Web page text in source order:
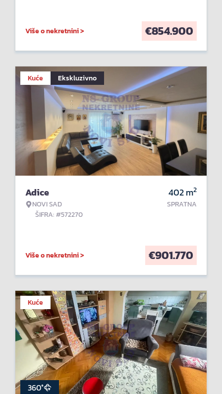
Više o nekretnini > €854.900
Kuće Ekskluzivno
Adice
NOVI SAD
ŠIFRA: #572270
402m2
SPRATNA
Više o nekretnini > €901.770
Kuće
360°